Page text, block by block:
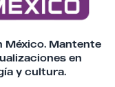
México. Mantente
en
y cultura.